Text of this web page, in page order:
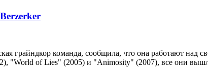
грайндкор команда, сообщила, что она работают
"World of Lies" (2005) и "Animosity" (2007), все они